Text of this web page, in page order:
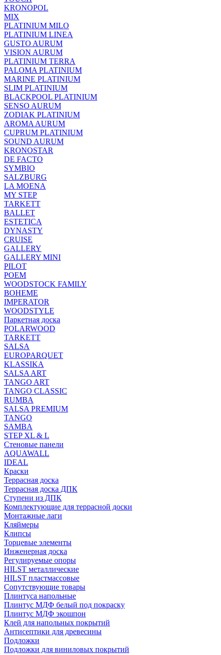
KRONOPOL
MIX
PLATINIUM MILO
PLATINIUM LINEA
GUSTO AURUM
VISION AURUM
PLATINIUM TERRA
PALOMA PLATINIUM
MARINE PLATINIUM
SLIM PLATINIUM
BLACKPOOL PLATINIUM
SENSO AURUM
ZODIAK PLATINIUM
AROMA AURUM
CUPRUM PLATINIUM
SOUND AURUM
KRONOSTAR
DE FACTO
SYMBIO
SALZBURG
LA MOENA
MY STEP
TARKETT
BALLET
ESTETICA
DYNASTY
CRUISE
GALLERY
GALLERY MINI
PILOT
POEM
WOODSTOCK FAMILY
BOHEME
IMPERATOR
WOODSTYLE
Паркетная доска
POLARWOOD
TARKETT
SALSA
EUROPARQUET
KLASSIKA
SALSA ART
TANGO ART
TANGO CLASSIC
RUMBA
SALSA PREMIUM
TANGO
SAMBA
STEP XL & L
Стеновые панели
AQUAWALL
IDEAL
Краски
Террасная доска
Террасная доска ДПК
Ступени из ДПК
Комплектующие для террасной доски
Монтажные лаги
Кляймеры
Клипсы
Торцевые элементы
Инженерная доска
Регулируемые опоры
HILST металлические
HILST пластмассовые
Сопутствующие товары
Плинтуса напольные
Плинтус МДФ белый под покраску
Плинтус МДФ экошпон
Клей для напольных покрытий
Антисептики для древесины
Подложки
Подложки для виниловых покрытий